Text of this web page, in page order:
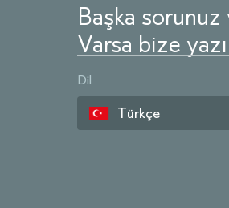
Başka sorunuz
Varsa bize
Dil
Türkçe